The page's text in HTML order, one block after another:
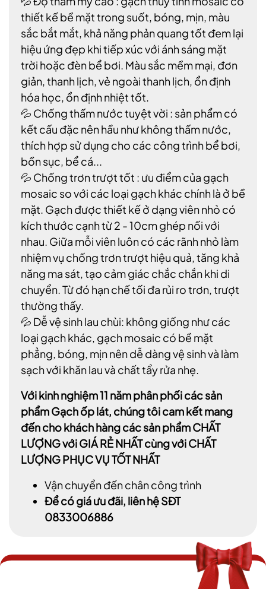
thiết kế bề mặt trong suốt, bóng, mịn, màu
sắc bắt mắt, khả năng phản quang tốt đem lại
hiệu ứng đẹp khi tiếp xúc với ánh sáng mặt
trời hoặc đèn bể bơi. Màu sắc mềm mại, đơn
giản, thanh lịch, vẻ ngoài thanh lịch, ổn định
hóa học, ổn định nhiệt tốt.
💦 Chống thấm nước tuyệt vời : sản phẩm có
kết cấu đặc nên hầu như không thấm nước,
thích hợp sử dụng cho các công trình bể bơi,
bồn sục, bể cá...
💦 Chống trơn trượt tốt : ưu điểm của gạch
mosaic so với các loại gạch khác chính là ở bề
mặt. Gạch được thiết kế ở dạng viên nhỏ có
kích thước cạnh từ 2 - 10cm ghép nối với
nhau. Giữa mỗi viên luôn có các rãnh nhỏ làm
nhiệm vụ chống trơn trượt hiệu quả, tăng khả
năng ma sát, tạo cảm giác chắc chắn khi di
chuyển. Từ đó hạn chế tối đa rủi ro trơn, trượt
thường thấy.
💦 Dễ vệ sinh lau chùi: không giống như các
loại gạch khác, gạch mosaic có bề mặt
phẳng, bóng, mịn nên dễ dàng vệ sinh và làm
sạch với khăn lau và chất tẩy rửa nhẹ.
Với kinh nghiệm 11 năm phân phối các sản
phẩm Gạch ốp lát, chúng tôi cam kết mang
đến cho khách hàng các sản phẩm CHẤT
LƯỢNG với GIÁ RẺ NHẤT cùng với CHẤT
LƯỢNG PHỤC VỤ TỐT NHẤT
Vận chuyển đến chân công trình
Để có giá ưu đãi, liên hệ SĐT
0833006886